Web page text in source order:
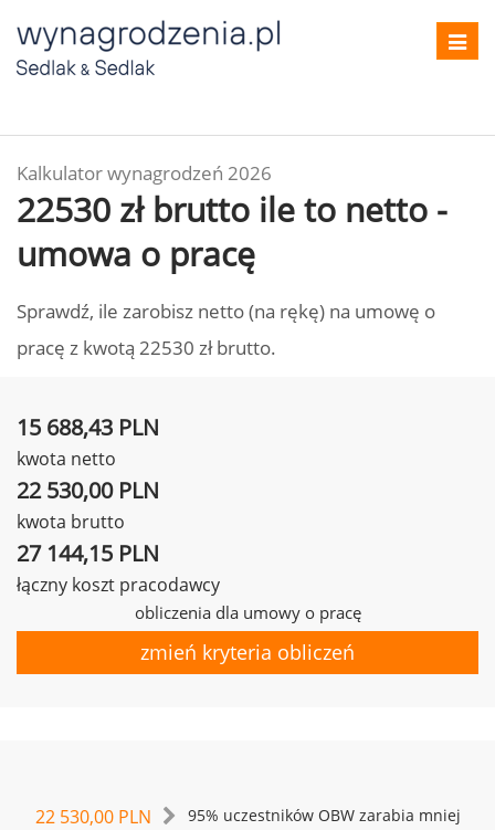
Kalkulator wynagrodzeń 2026
22530 zł brutto ile to netto -
umowa o pracę
Sprawdź, ile zarobisz netto (na rękę) na umowę o
pracę z kwotą 22530 zł brutto.
15 688,43 PLN
kwota netto
22 530,00 PLN
kwota brutto
27 144,15 PLN
łączny koszt pracodawcy
obliczenia dla umowy o pracę
zmień kryteria obliczeń
22 530,00 PLN 95% uczestników OBW zarabia mniej